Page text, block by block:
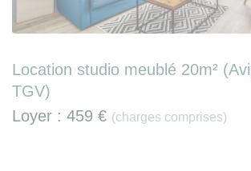
Location studio meublé 20m²
TGV)
Loyer : 459 € (charges comprises)